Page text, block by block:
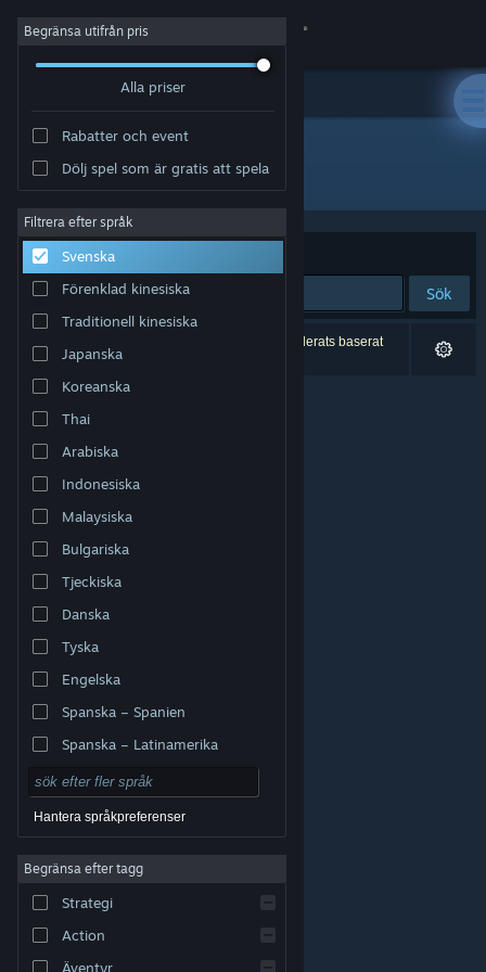
Logga in
Om
Support
Byt språk
Skaffa Steams mobilapp
Se skrivbordswebbplats
varumärken tillhör respektive ägare i USA och andra
Tillgänglighet
Återbetalningar|
Begränsa utifrån pris
Alla priser
Rabatter och event
Dölj spel som är gratis att spela
Filtrera efter språk
Svenska
Förenklad kinesiska
Traditionell kinesiska
Japanska
Koreanska
Thai
Arabiska
Indonesiska
Malaysiska
Bulgariska
Tjeckiska
Danska
Tyska
Engelska
Spanska – Spanien
Spanska – Latinamerika
Hantera språkpreferenser
Begränsa efter tagg
Strategi
Action
Äventyr
Utvecklare: Almenara Games
Sortera efter Relevans
Sök
0 träffar matchade din sökning. 2 titlar har exkluderats baserat
på dina preferenser.